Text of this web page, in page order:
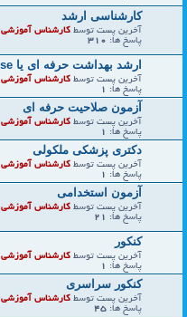
کارشناسی ارشد
آخرین پست توسط کارشناس آموزشی
پاسخ ها: 310
ارشد بهداشت حرفه ای یا hse
آخرین پست توسط کارشناس آموزشی
پاسخ ها: 1
آزمون صلاحیت حرفه ای
آخرین پست توسط کارشناس آموزشی
پاسخ ها: 1
دکتری پزشکی ملکولی
آخرین پست توسط کارشناس آموزشی
پاسخ ها: 1
آزمون استخدامی
آخرین پست توسط کارشناس آموزشی
پاسخ ها: 21
کنکور
آخرین پست توسط کارشناس آموزشی
پاسخ ها: 1
کنکور سراسری
آخرین پست توسط کارشناس آموزشی
پاسخ ها: 45